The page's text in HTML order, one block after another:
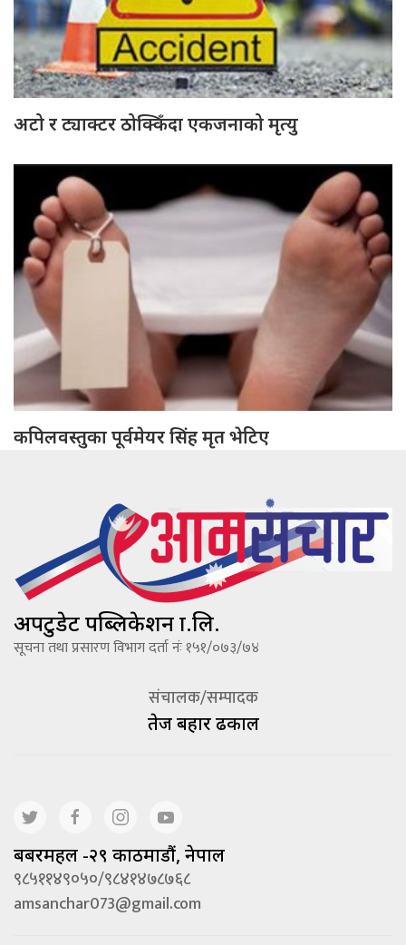
अटो र ट्याक्टर ठोक्किँदा एकजनाको मृत्यु
कपिलवस्तुका पूर्वमेयर सिंह मृत भेटिए
अपटुडेट पब्लिकेशन प्रा.लि.
सूचना तथा प्रसारण विभाग दर्ता नंः १५१/०७३/७४
संचालक/सम्पादक
तेज बहादूर ढकाल
बबरमहल -२९ काठमाडौं, नेपाल
९८५११४९०५०/९८४१४७८७६८
amsanchar073@gmail.com